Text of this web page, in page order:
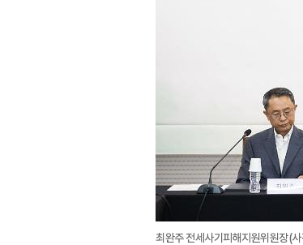
최완주 전세사기피해지원위원장(